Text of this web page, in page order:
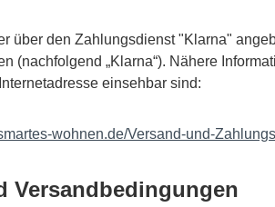
über den Zahlungsdienst "Klarna"
(nachfolgend „Klarna“). Nähere
einsehbar sind:
wohnen.de/Versand-und-
Versandbedingungen